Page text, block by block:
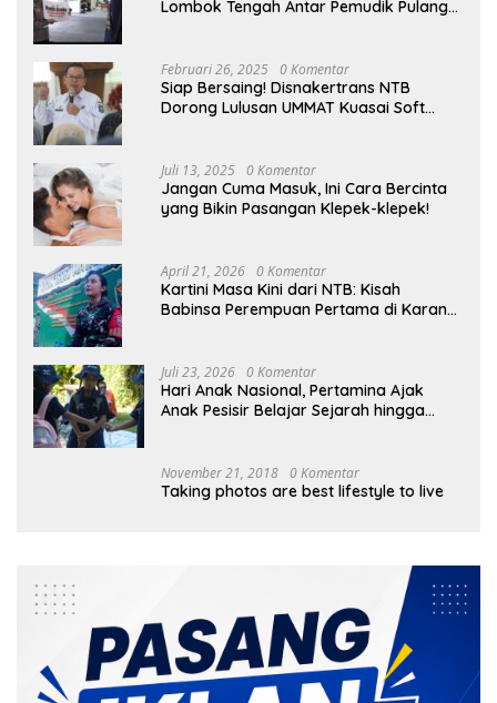
Lombok Tengah Antar Pemudik Pulang
Februari 26, 2025 0 Komentar
Siap Bersaing! Disnakertrans NTB
Dorong Lulusan UMMAT Kuasai Soft
Juli 13, 2025 0 Komentar
Jangan Cuma Masuk, Ini Cara Bercinta
yang Bikin Pasangan Klepek-klepek!
April 21, 2026 0 Komentar
Kartini Masa Kini dari NTB: Kisah
Babinsa Perempuan Pertama di Karang
Juli 23, 2026 0 Komentar
Hari Anak Nasional, Pertamina Ajak
Anak Pesisir Belajar Sejarah hingga
November 21, 2018 0 Komentar
Taking photos are best lifestyle to live